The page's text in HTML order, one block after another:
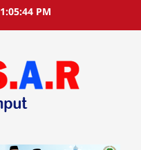
1:05:45 PM